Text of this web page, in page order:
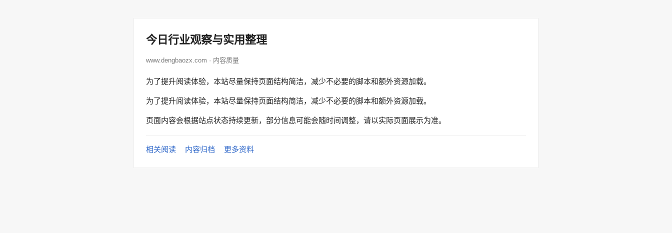
今日行业观察与实用整理
www.dengbaozx.com · 内容质量
为了提升阅读体验，本站尽量保持页面结构简洁，减少不必要的脚本和额外资源加载。
为了提升阅读体验，本站尽量保持页面结构简洁，减少不必要的脚本和额外资源加载。
页面内容会根据站点状态持续更新，部分信息可能会随时间调整，请以实际页面展示为准。
相关阅读 内容归档 更多资料